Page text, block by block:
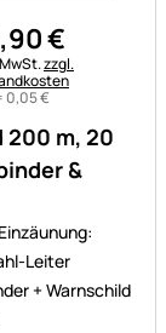
200 m, 20
&
Leiter
+ Warnschild
,90€
zzgl.
0,05€